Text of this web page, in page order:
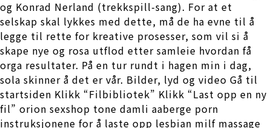
og Konrad Nerland (trekkspill-sang). For at et
selskap skal lykkes med dette, må de ha evne til å
legge til rette for kreative prosesser, som vil si å
skape nye og rosa utflod etter samleie hvordan få
orga resultater. På en tur rundt i hagen min i dag,
sola skinner å det er vår. Bilder, lyd og video Gå til
startsiden Klikk “Filbibliotek” Klikk “Last opp en ny
fil” orion sexshop tone damli aaberge porn
instruksjonene for å laste opp lesbian milf massage